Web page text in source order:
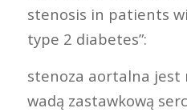
stenosis in patients
type 2 diabetes”:
stenoza aortalna jest
wadą zastawkową